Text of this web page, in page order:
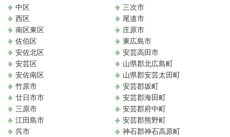
中区
西区
南区東区
佐伯区
安佐北区
安芸区
安佐南区
竹原市
廿日市市
三原市
江田島市
呉市
三次市
尾道市
庄原市
東広島市
安芸高田市
山県郡北広島町
山県郡安芸太田町
安芸郡坂町
安芸郡海田町
安芸郡府中町
安芸郡熊野町
神石郡神石高原町